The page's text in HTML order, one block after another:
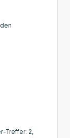
Treffer: 2,